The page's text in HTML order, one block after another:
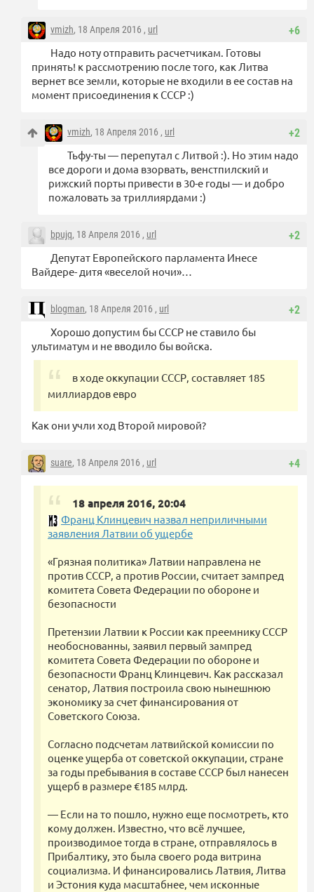
+6
vmizh, 18 Апреля 2016 , url
Надо ноту отправить расчетчикам. Готовы
принять! к рассмотрению после того, как Литва
вернет все земли, которые не входили в ее состав на
момент присоединения к СССР :)
+2
vmizh, 18 Апреля 2016 , url
Тьфу-ты — перепутал с Литвой :). Но этим надо
все дороги и дома взорвать, венстпилский и
рижский порты привести в 30-е годы — и добро
пожаловать за триллиярдами :)
+2
bpujq, 18 Апреля 2016 , url
Депутат Европейского парламента Инесе
Вайдере- дитя «веселой ночи»…
+2
blogman, 18 Апреля 2016 , url
Хорошо допустим бы СССР не ставило бы
ультиматум и не вводило бы войска.
в ходе оккупации СССР, составляет 185
миллиардов евро
Как они учли ход Второй мировой?
+4
suare, 18 Апреля 2016 , url
18 апреля 2016, 20:04
Франц Клинцевич назвал неприличными
заявления Латвии об ущербе
«Грязная политика» Латвии направлена не
против СССР, а против России, считает зампред
комитета Совета Федерации по обороне и
безопасности
Претензии Латвии к России как преемнику СССР
необоснованны, заявил первый зампред
комитета Совета Федерации по обороне и
безопасности Франц Клинцевич. Как рассказал
сенатор, Латвия построила свою нынешнюю
экономику за счет финансирования от
Советского Союза.
Согласно подсчетам латвийской комиссии по
оценке ущерба от советской оккупации, стране
за годы пребывания в составе СССР был нанесен
ущерб в размере €185 млрд.
— Если на то пошло, нужно еще посмотреть, кто
кому должен. Известно, что всё лучшее,
производимое тогда в стране, отправлялось в
Прибалтику, это была своего рода витрина
социализма. И финансировались Латвия, Литва
и Эстония куда масштабнее, чем исконные